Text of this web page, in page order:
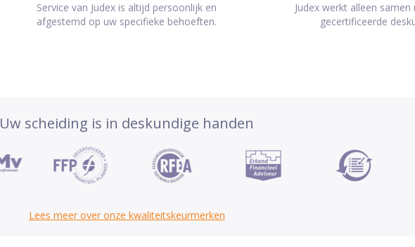
Service van Judex is altijd persoonlijk en
afgestemd op uw specifieke behoeften.
Judex werkt alleen
gecertificeerde
Uw scheiding is in deskundige handen
Lees meer over onze kwaliteitskeurmerken